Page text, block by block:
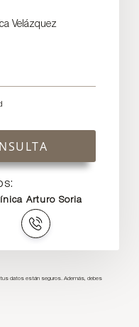
Velázquez
Arturo Soria
tus datos están seguros. Además, debes